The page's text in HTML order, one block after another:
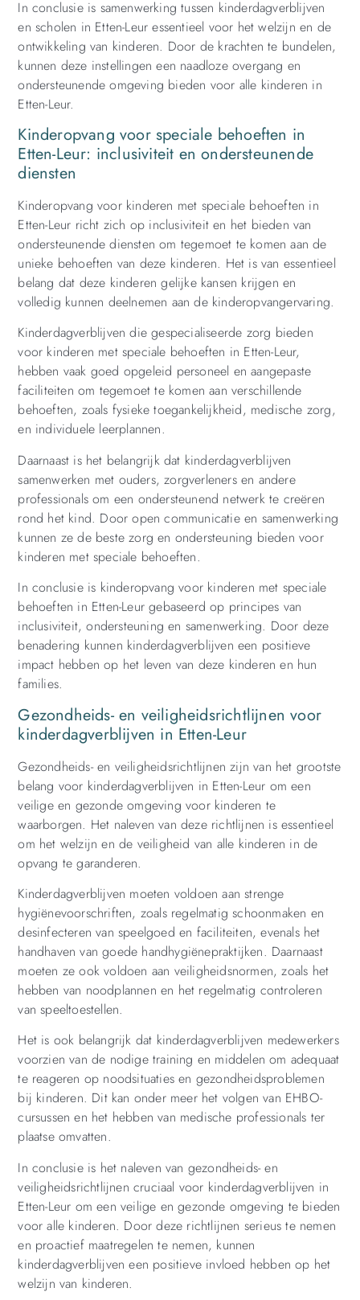
In conclusie is samenwerking tussen kinderdagverblijven
en scholen in Etten-Leur essentieel voor het welzijn en de
ontwikkeling van kinderen. Door de krachten te bundelen,
kunnen deze instellingen een naadloze overgang en
ondersteunende omgeving bieden voor alle kinderen in
Etten-Leur.
Kinderopvang voor speciale behoeften in
Etten-Leur: inclusiviteit en ondersteunende
diensten
Kinderopvang voor kinderen met speciale behoeften in
Etten-Leur richt zich op inclusiviteit en het bieden van
ondersteunende diensten om tegemoet te komen aan de
unieke behoeften van deze kinderen. Het is van essentieel
belang dat deze kinderen gelijke kansen krijgen en
volledig kunnen deelnemen aan de kinderopvangervaring.
Kinderdagverblijven die gespecialiseerde zorg bieden
voor kinderen met speciale behoeften in Etten-Leur,
hebben vaak goed opgeleid personeel en aangepaste
faciliteiten om tegemoet te komen aan verschillende
behoeften, zoals fysieke toegankelijkheid, medische zorg,
en individuele leerplannen.
Daarnaast is het belangrijk dat kinderdagverblijven
samenwerken met ouders, zorgverleners en andere
professionals om een ondersteunend netwerk te creëren
rond het kind. Door open communicatie en samenwerking
kunnen ze de beste zorg en ondersteuning bieden voor
kinderen met speciale behoeften.
In conclusie is kinderopvang voor kinderen met speciale
behoeften in Etten-Leur gebaseerd op principes van
inclusiviteit, ondersteuning en samenwerking. Door deze
benadering kunnen kinderdagverblijven een positieve
impact hebben op het leven van deze kinderen en hun
families.
Gezondheids- en veiligheidsrichtlijnen voor
kinderdagverblijven in Etten-Leur
Gezondheids- en veiligheidsrichtlijnen zijn van het grootste
belang voor kinderdagverblijven in Etten-Leur om een
veilige en gezonde omgeving voor kinderen te
waarborgen. Het naleven van deze richtlijnen is essentieel
om het welzijn en de veiligheid van alle kinderen in de
opvang te garanderen.
Kinderdagverblijven moeten voldoen aan strenge
hygiënevoorschriften, zoals regelmatig schoonmaken en
desinfecteren van speelgoed en faciliteiten, evenals het
handhaven van goede handhygiënepraktijken. Daarnaast
moeten ze ook voldoen aan veiligheidsnormen, zoals het
hebben van noodplannen en het regelmatig controleren
van speeltoestellen.
Het is ook belangrijk dat kinderdagverblijven medewerkers
voorzien van de nodige training en middelen om adequaat
te reageren op noodsituaties en gezondheidsproblemen
bij kinderen. Dit kan onder meer het volgen van EHBO-
cursussen en het hebben van medische professionals ter
plaatse omvatten.
In conclusie is het naleven van gezondheids- en
veiligheidsrichtlijnen cruciaal voor kinderdagverblijven in
Etten-Leur om een veilige en gezonde omgeving te bieden
voor alle kinderen. Door deze richtlijnen serieus te nemen
en proactief maatregelen te nemen, kunnen
kinderdagverblijven een positieve invloed hebben op het
welzijn van kinderen.